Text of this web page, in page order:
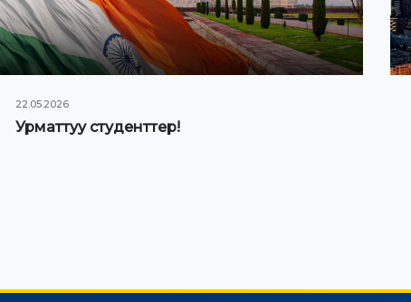
22.05.2026
Урматтуу студенттер!